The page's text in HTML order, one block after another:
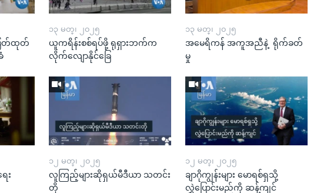
ြတ်ထုတ်
၁၃ မတ္၊ ၂၀၂၅
ယူကရိန်းစစ်ရပ်ဖို့ ရုရှားဘက်က
လိုက်လျောနိုင်ခြေ
၁၃ မတ္၊ ၂၀၂၅
အမေရိကန် အကူအညီနဲ့ ရိုက်ခတ်
မှု
း
၁၂ မတ္၊ ၂၀၂၅
လူကြည့်များဆိုရှယ်မီဒီယာ သတင်း
တို
၁၂ မတ္၊ ၂၀၂၅
ချာဂိုကျွန်းများ မောရစ်ရှသို့
လွှဲပြောင်းမည်ကို ဆန့်ကျင်